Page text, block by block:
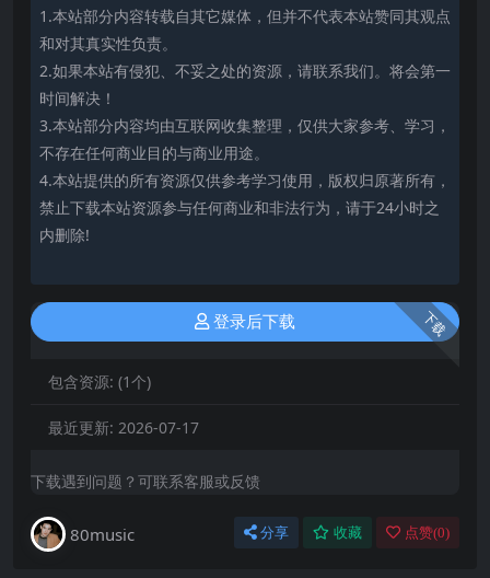
1.本站部分内容转载自其它媒体，但并不代表本站赞同其观点
和对其真实性负责。
2.如果本站有侵犯、不妥之处的资源，请联系我们。将会第一
时间解决！
3.本站部分内容均由互联网收集整理，仅供大家参考、学习，
不存在任何商业目的与商业用途。
4.本站提供的所有资源仅供参考学习使用，版权归原著所有，
禁止下载本站资源参与任何商业和非法行为，请于24小时之
内删除!
下载
登录后下载
包含资源: (1个)
最近更新: 2026-07-17
下载遇到问题？可联系客服或反馈
80music 分享 收藏 点赞(0)